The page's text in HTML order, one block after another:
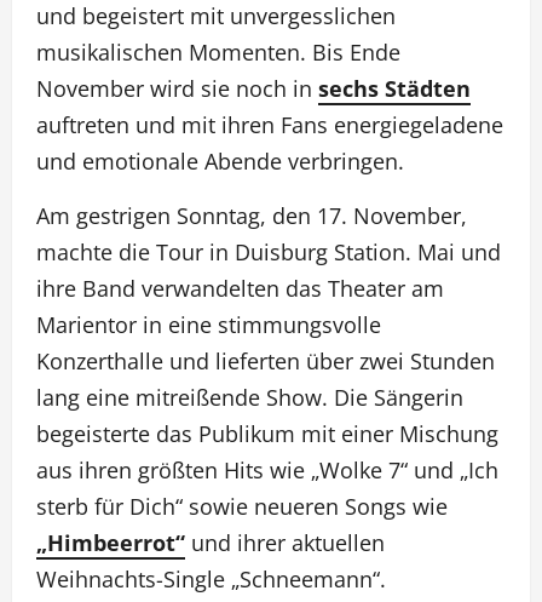
und begeistert mit unvergesslichen
musikalischen Momenten. Bis Ende
November wird sie noch in sechs Städten
auftreten und mit ihren Fans energiegeladene
und emotionale Abende verbringen.
Am gestrigen Sonntag, den 17. November,
machte die Tour in Duisburg Station. Mai und
ihre Band verwandelten das Theater am
Marientor in eine stimmungsvolle
Konzerthalle und lieferten über zwei Stunden
lang eine mitreißende Show. Die Sängerin
begeisterte das Publikum mit einer Mischung
aus ihren größten Hits wie „Wolke 7“ und „Ich
sterb für Dich“ sowie neueren Songs wie
„Himbeerrot“ und ihrer aktuellen
Weihnachts-Single „Schneemann“.